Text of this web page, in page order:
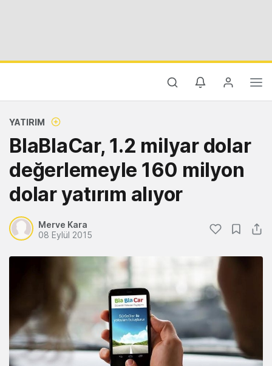
YATIRIM
BlaBlaCar, 1.2 milyar dolar
değerlemeyle 160 milyon
dolar yatırım alıyor
Merve Kara
08 Eylül 2015